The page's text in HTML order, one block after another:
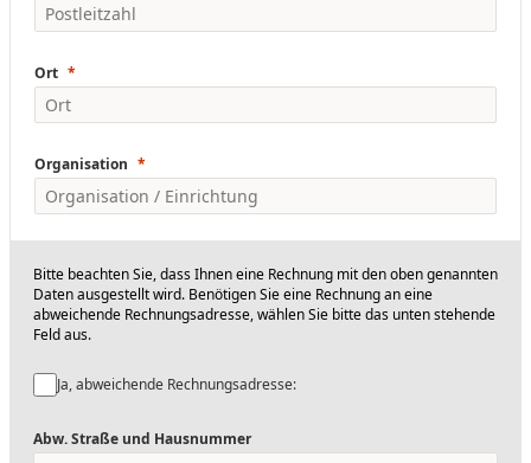
Ort
Organisation
Bitte beachten Sie, dass Ihnen eine Rechnung mit den oben genannten
Daten ausgestellt wird. Benötigen Sie eine Rechnung an eine
abweichende Rechnungsadresse, wählen Sie bitte das unten stehende
Feld aus.
Ja, abweichende Rechnungsadresse:
Abw. Straße und Hausnummer